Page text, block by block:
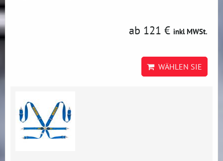
ab 121 € inkl MWSt.
WÄHLEN SIE